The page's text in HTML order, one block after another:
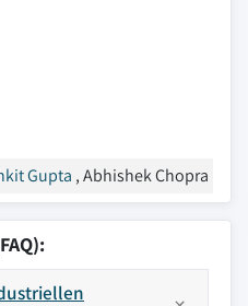
Gupta , Abhishek Chopra